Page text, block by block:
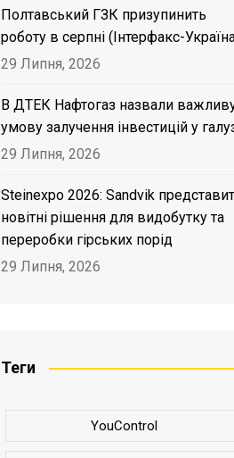
Полтавський ГЗК призупинить
роботу в серпні (Інтерфакс-
29 Липня, 2026
В ДТЕК Нафтогаз назвали
умову залучення інвестицій у
29 Липня, 2026
Steinexpo 2026: Sandvik
новітні рішення для видобутку та
переробки гірських порід
29 Липня, 2026
Теги
YouControl